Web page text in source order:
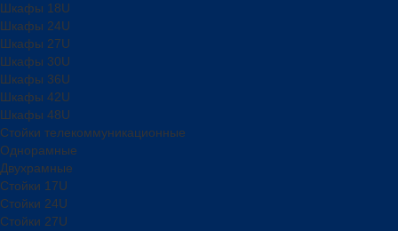
Шкафы 18U
Шкафы 24U
Шкафы 27U
Шкафы 30U
Шкафы 36U
Шкафы 42U
Шкафы 48U
Стойки телекоммуникационные
Однорамные
Двухрамные
Стойки 17U
Стойки 24U
Стойки 27U